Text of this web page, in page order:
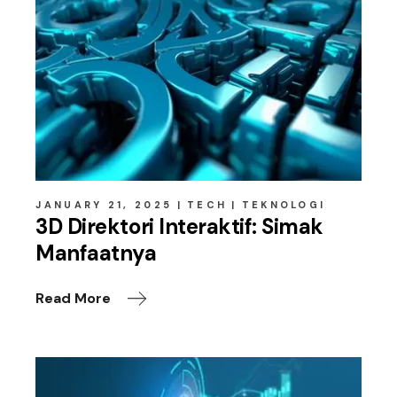
JANUARY 21, 2025 TECH TEKNOLOGI
3D Direktori Interaktif: Simak
Manfaatnya
Read More